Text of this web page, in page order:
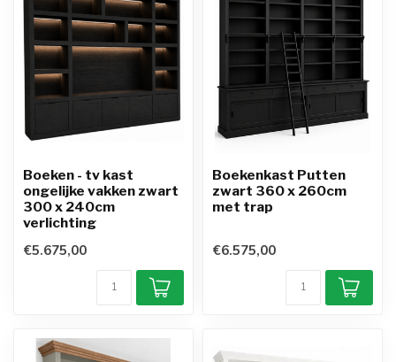
Boeken - tv kast
ongelijke vakken zwart
300 x 240cm
verlichting
€5.675,00
Boekenkast Putten
zwart 360 x 260cm
met trap
€6.575,00